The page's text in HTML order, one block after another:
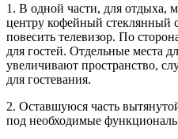
1. В одной части, для отдыха,
центру кофейный стеклянный
повесить телевизор. По
для гостей. Отдельные места
увеличивают пространство,
для гостевания.
2. Оставшуюся часть
под необходимые